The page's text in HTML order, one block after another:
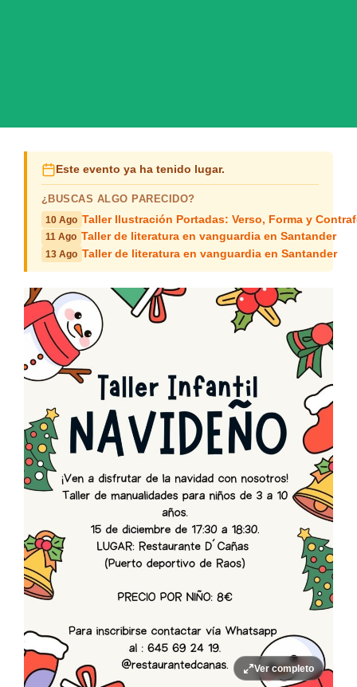
Este evento ya ha tenido lugar.
¿BUSCAS ALGO PARECIDO?
10 Ago Taller Ilustración Portadas: Verso, Forma y
11 Ago Taller de literatura en vanguardia en Santander
13 Ago Taller de literatura en vanguardia en Santander
Ver completo